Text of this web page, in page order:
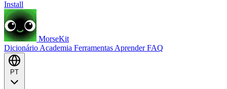
Install
MorseKit
Dicionário Academia Ferramentas AprenderFAQ